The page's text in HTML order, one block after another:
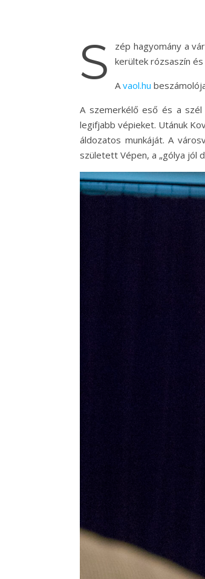
S
zép hagyomány a
kerültek rózsaszín
Avaol.hu
A szemerkélő eső és a
legifjabb vépieket. Utánuk
áldozatos munkáját. A
született Vépen, a „gólya jól